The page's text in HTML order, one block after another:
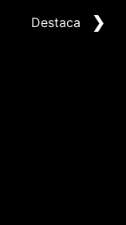
Destacat ❯